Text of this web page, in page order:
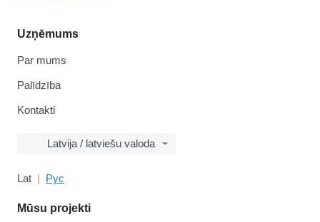
Uzņēmums
Par mums
Palīdzība
Kontakti
Latvija / latviešu valoda
Lat Рус
Mūsu projekti